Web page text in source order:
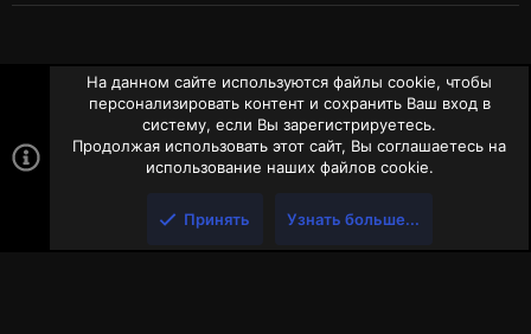
UI.X Dark 2
Russian (RU)
Условия и правила
Политика конфиденциальности
Помощь
Главная
Style by ThemeHouse
На данном сайте используются файлы cookie, чтобы
персонализировать контент и сохранить Ваш вход в
систему, если Вы зарегистрируетесь.
Продолжая использовать этот сайт, Вы соглашаетесь на
использование наших файлов cookie.
Принять Узнать больше...